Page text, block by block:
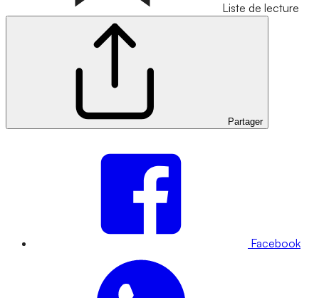
Liste de lecture
Partager
Facebook